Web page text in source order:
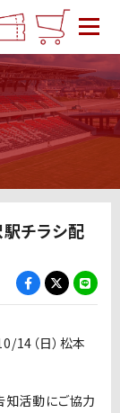
駅チラシ配
14（日）松本
知活動にご協力